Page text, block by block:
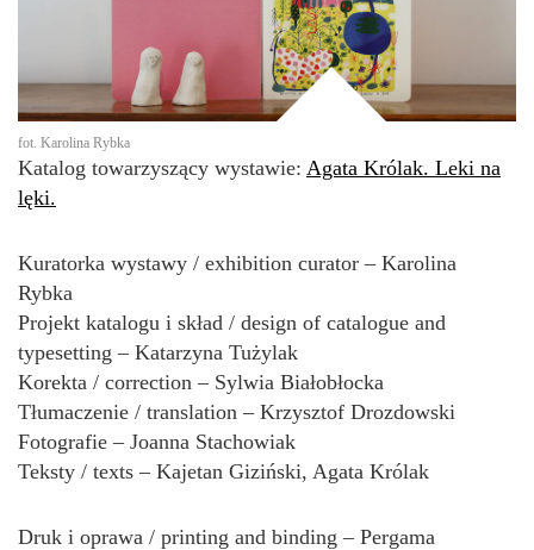
fot. Karolina Rybka
Katalog towarzyszący wystawie: Agata Królak. Leki na
lęki.
Kuratorka wystawy / exhibition curator – Karolina
Rybka
Projekt katalogu i skład / design of catalogue and
typesetting – Katarzyna Tużylak
Korekta / correction – Sylwia Białobłocka
Tłumaczenie / translation – Krzysztof Drozdowski
Fotografie – Joanna Stachowiak
Teksty / texts – Kajetan Giziński, Agata Królak
Druk i oprawa / printing and binding – Pergama